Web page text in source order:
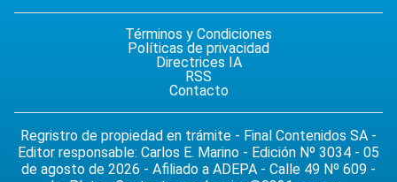
Términos y Condiciones
Políticas de privacidad
Directrices IA
RSS
Contacto
Regristro de propiedad en trámite - Final Contenidos SA -
Editor responsable: Carlos E. Marino - Edición Nº 3034 - 05
de agosto de 2026 - Afiliado a ADEPA - Calle 49 Nº 609 -